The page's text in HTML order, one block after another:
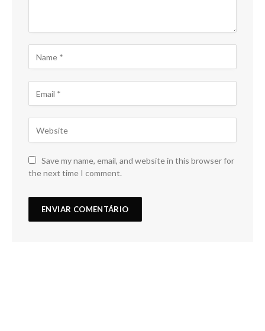
Save my name, email, and website in this browser for
the next time I comment.